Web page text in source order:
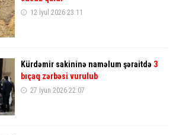
12 İyul 2026 23:11
Kürdəmir sakininə naməlum şəraitdə 3
bıçaq zərbəsi vurulub
27 İyun 2026 22:07